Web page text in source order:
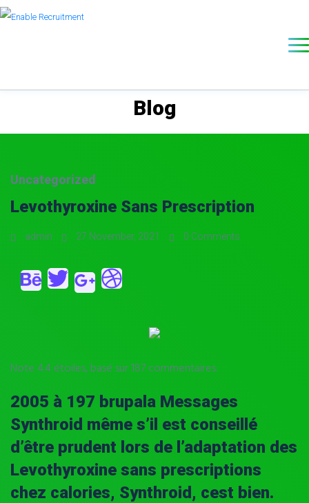
Blog
Uncategorized
Levothyroxine Sans Prescription
admin 27 November, 2021 0 Comments
Note 4.4 étoiles, basé sur187 commentaires.
2005 à 197 brupala Messages
Synthroid même s’il est conseillé
d’être prudent lors de l’adaptation des
Levothyroxine sans prescriptions
chez calories, Synthroid , cest bien.